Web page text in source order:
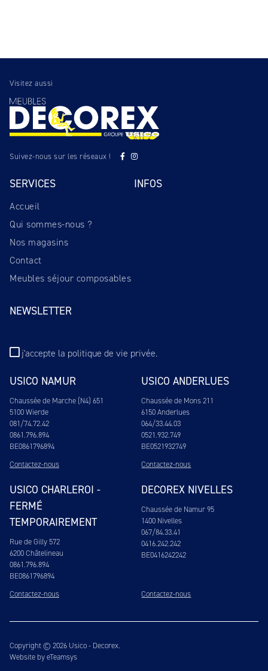
Visitez aussi
Suivez-nous sur les réseaux !
SERVICES
Accueil
Qui sommes-nous ?
Nos magasins
Contact
Meubles séjour composables
INFOS
NEWSLETTER
j'accepte la politique de vie privée.
USICO NAMUR
Chaussée de Marche (N4) 651
5100 Wierde
081/74.72.42
0861.796.894
BE0861796894
Contactez-nous
USICO ANDERLUES
Chaussée de Mons 211
6150 Anderlues
064/33.44.03
0521.932.749
BE0521932749
Contactez-nous
USICO CHARLEROI -
FERMÉ
TEMPORAIREMENT
Rue de Gilly 572
6200 Châtelineau
0861.796.894
BE0861796894
Contactez-nous
DECOREX NIVELLES
Chaussée de Namur 95
1400 Nivelles
067/84.33.41
0416.242.242
BE0416242242
Contactez-nous
Copyright © 2026 Usico - Decorex.
Website by eTeamsys